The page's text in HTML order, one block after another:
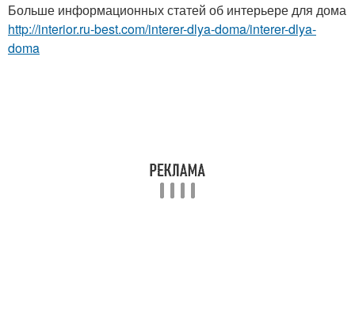
Больше информационных статей об интерьере для дома
http://interior.ru-best.com/interer-dlya-doma/interer-dlya-
doma